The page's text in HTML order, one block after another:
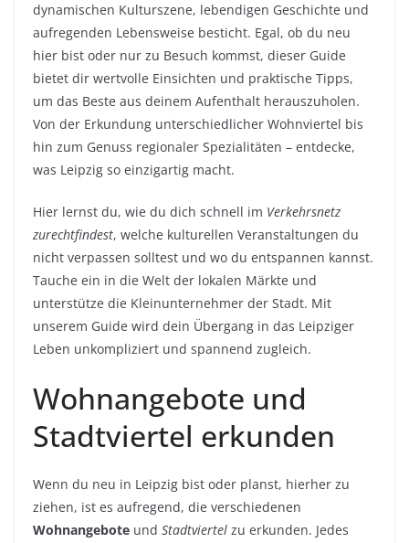
dynamischen Kulturszene, lebendigen Geschichte und
aufregenden Lebensweise besticht. Egal, ob du neu
hier bist oder nur zu Besuch kommst, dieser Guide
bietet dir wertvolle Einsichten und praktische Tipps,
um das Beste aus deinem Aufenthalt herauszuholen.
Von der Erkundung unterschiedlicher Wohnviertel bis
hin zum Genuss regionaler Spezialitäten – entdecke,
was Leipzig so einzigartig macht.
Hier lernst du, wie du dich schnell im Verkehrsnetz
zurechtfindest, welche kulturellen Veranstaltungen du
nicht verpassen solltest und wo du entspannen kannst.
Tauche ein in die Welt der lokalen Märkte und
unterstütze die Kleinunternehmer der Stadt. Mit
unserem Guide wird dein Übergang in das Leipziger
Leben unkompliziert und spannend zugleich.
Wohnangebote und
Stadtviertel erkunden
Wenn du neu in Leipzig bist oder planst, hierher zu
ziehen, ist es aufregend, die verschiedenen
Wohnangebote und Stadtviertel zu erkunden. Jedes